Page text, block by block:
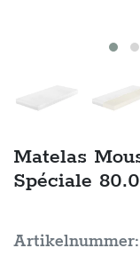
Matelas
Spéciale
Artikelnummer: